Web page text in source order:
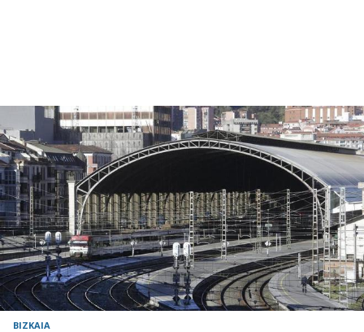
BIZKAIA